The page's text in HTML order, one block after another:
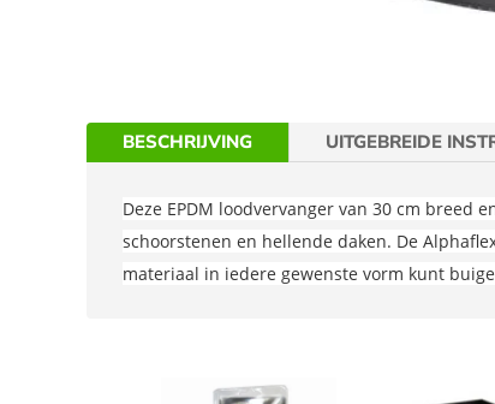
BESCHRIJVING UITGEBREIDE
Deze EPDM loodvervanger van 30 cm
schoorstenen en hellende daken. De
materiaal in iedere gewenste vorm kunt